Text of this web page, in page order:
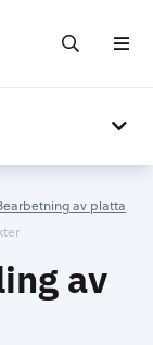
av platta
av